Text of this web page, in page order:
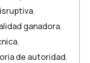
,
ganadora,
,
de autoridad,